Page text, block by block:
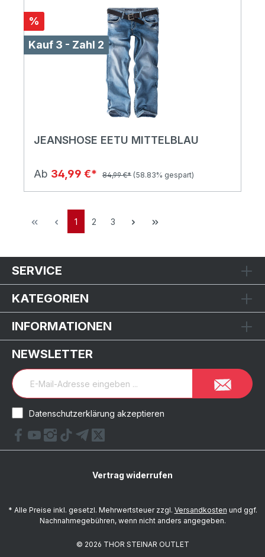
%
Kauf 3 - Zahl 2
JEANSHOSE EETU MITTELBLAU
Ab 34,99 €* 84,99 €* (58.83% gespart)
1 2 3
SERVICE
KATEGORIEN
INFORMATIONEN
NEWSLETTER
Datenschutzerklärung akzeptieren
Vertrag widerrufen
* Alle Preise inkl. gesetzl. Mehrwertsteuer zzgl. Versandkosten und ggf.
Nachnahmegebühren, wenn nicht anders angegeben.
© 2026 THOR STEINAR OUTLET